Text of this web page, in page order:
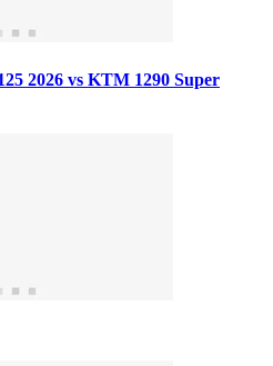
2026 vs KTM 1290 Super